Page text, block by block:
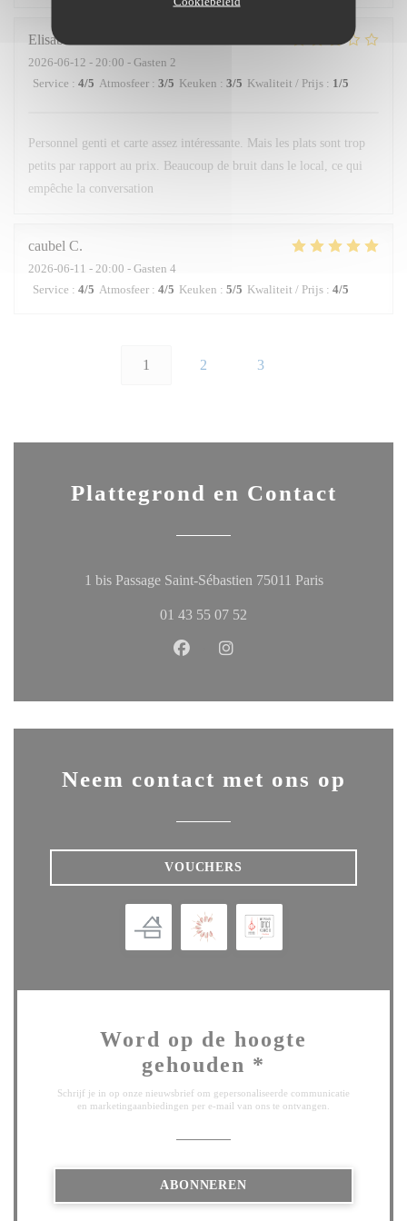
Elisabetta
2026-06-12 - 20:00 - Gasten 2
Service : 4/5 Atmosfeer : 3/5 Keuken : 3/5 Kwaliteit / Prijs : 1/5
Personnel genti et carte assez intéressante. Mais les plats sont trop
petits par rapport au prix. Beaucoup de bruit dans le local, ce qui
empêche la conversation
caubel C
2026-06-11 - 20:00 - Gasten 4
Service : 4/5 Atmosfeer : 4/5 Keuken : 5/5 Kwaliteit / Prijs : 4/5
1 2 3
Plattegrond en Contact
1 bis Passage Saint-Sébastien 75011 Paris((opent in een
01 43 55 07 52
Facebook ((opent in een nieuw
Neem contact met ons op
VOUCHERS
Word op de hoogte
gehouden *
Schrijf je in op onze nieuwsbrief om gepersonaliseerde communicatie
en marketingaanbiedingen per e-mail van ons te ontvangen.
ABONNEREN